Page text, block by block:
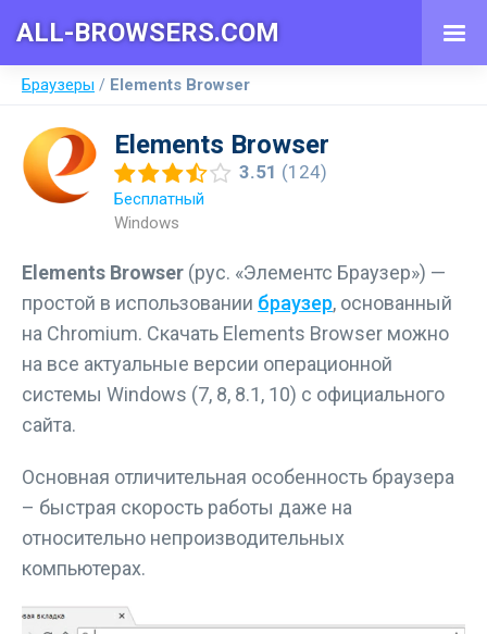
ALL-BROWSERS.COM
Браузеры Elements Browser
3.51 (124)
Бесплатный
Windows
Elements Browser (рус. «Элементс Браузер») —
простой в использовании браузер, основанный
на Chromium. Скачать Elements Browser можно
на все актуальные версии операционной
системы Windows (7, 8, 8.1, 10) с официального
сайта.
Основная отличительная особенность браузера
– быстрая скорость работы даже на
относительно непроизводительных
компьютерах.